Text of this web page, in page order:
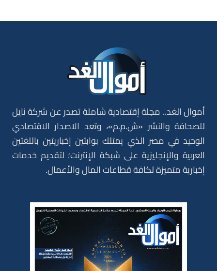
أموال الغد.. مجلة إقتصادية شاملة تصدر عن شركة نايل
للصحافة والنشر «ش.م.م»، وتعد الاصدار الاقتصادي
الوحيد في مصر الذي يمتلك بوابتين إخباريتين باللغتين
العربية والإنجليزية على شبكة الإنترنت؛ لتقديم خدمات
إخبارية متميزة لكافة قطاعات المال والأعمال.